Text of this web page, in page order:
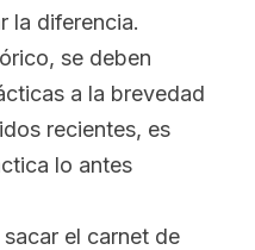
la diferencia.
se deben
a la brevedad
recientes, es
lo antes
el carnet de